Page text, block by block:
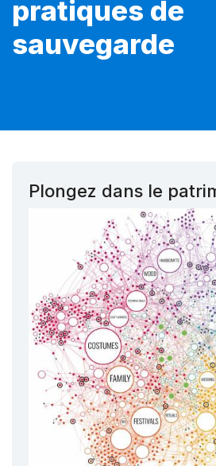
pratiques de
sauvegarde
Plongez dans le